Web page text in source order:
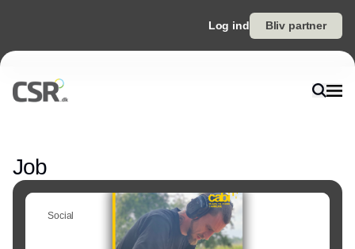
Log ind Bliv partner
Job
Social